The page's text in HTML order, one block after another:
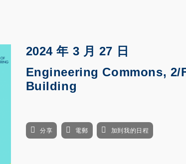
2024 年 3 月 27 日
Engineering Commons, 2/
Building
分享 電郵 加到我的日程